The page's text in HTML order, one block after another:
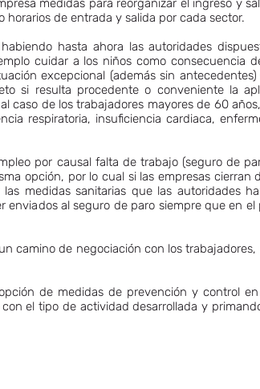
medidas para reorganizar el ingreso y
de entrada y salida por cada sector.
hasta ahora las autoridades
cuidar a los niños como consecuencia
excepcional (además sin
si resulta procedente o conveniente la
de los trabajadores mayores de 60
respiratoria, insuficiencia cardiaca,
por causal falta de trabajo (seguro de
opción, por lo cual si las empresas cierran
medidas sanitarias que las autoridades
al seguro de paro siempre que en el
camino de negociación con los
de medidas de prevención y control
el tipo de actividad desarrollada y